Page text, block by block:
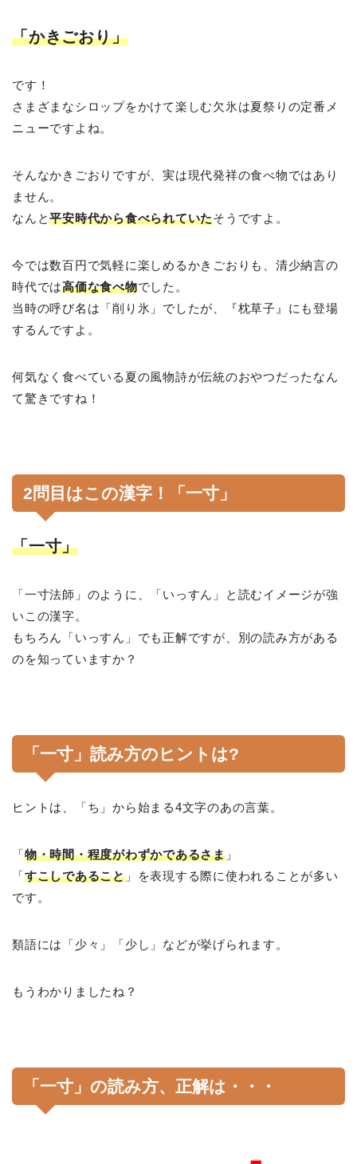
「かきごおり」
です！
さまざまなシロップをかけて楽しむ欠氷は夏祭りの定番メ
ニューですよね。
そんなかきごおりですが、実は現代発祥の食べ物ではあり
ません。
なんと平安時代から食べられていたそうですよ。
今では数百円で気軽に楽しめるかきごおりも、清少納言の
時代では高価な食べ物でした。
当時の呼び名は「削り氷」でしたが、『枕草子』にも登場
するんですよ。
何気なく食べている夏の風物詩が伝統のおやつだったなん
て驚きですね！
2問目はこの漢字！「一寸」
「一寸」
「一寸法師」のように、「いっすん」と読むイメージが強
いこの漢字。
もちろん「いっすん」でも正解ですが、別の読み方がある
のを知っていますか？
「一寸」読み方のヒントは?
ヒントは、「ち」から始まる4文字のあの言葉。
「物・時間・程度がわずかであるさま」
「すこしであること」を表現する際に使われることが多い
です。
類語には「少々」「少し」などが挙げられます。
もうわかりましたね？
「一寸」の読み方、正解は・・・